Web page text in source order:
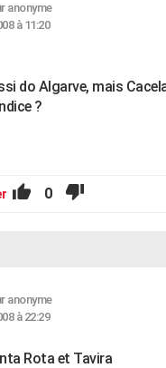
anonyme
à 11:20
do Algarve, mais
?
0
anonyme
à 22:29
Rota et Tavira